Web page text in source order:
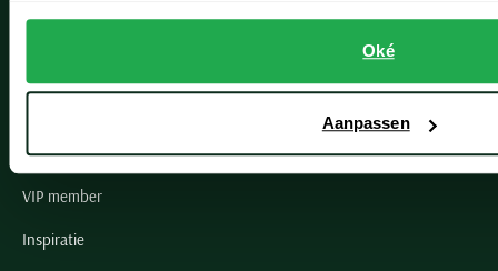
Oké
Aanpassen
Paul & Shark specialist
VIP member
Inspiratie